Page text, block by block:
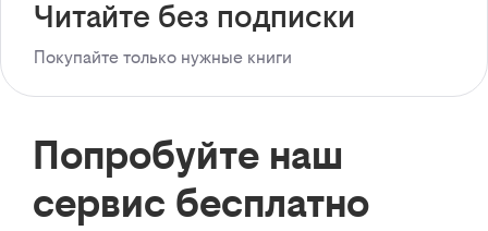
Читайте без подписки
Покупайте только нужные книги
Попробуйте наш
сервис бесплатно